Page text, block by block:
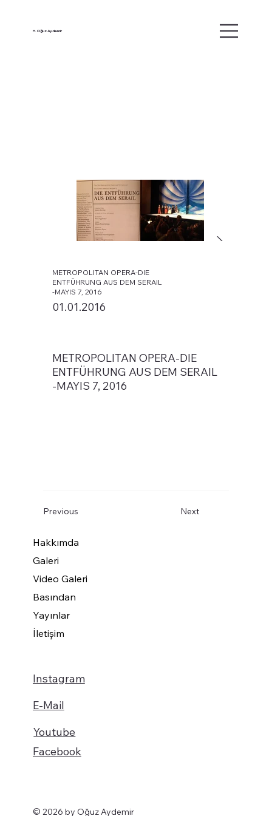
H. Oğuz Aydemir
METROPOLITAN OPERA-DIE
ENTFÜHRUNG AUS DEM SERAIL
-MAYIS 7, 2016
01.01.2016
METROPOLITAN OPERA-DIE
ENTFÜHRUNG AUS DEM SERAIL
-MAYIS 7, 2016
Previous Next
Hakkımda
Galeri
Video Galeri
Basından
Yayınlar
İletişim
Instagram
Facebook
Youtube
E-Mail
© 2026 by Oğuz Aydemir